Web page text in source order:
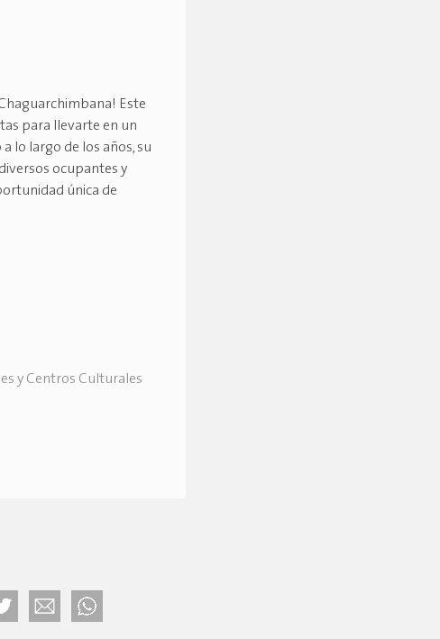
Este
para llevarte en un
lo largo de los años, su
ocupantes y
única de
y Centros Culturales